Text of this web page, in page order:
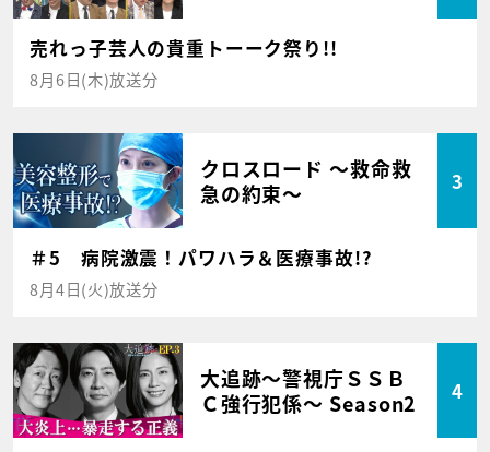
売れっ子芸人の貴重トーーク祭り!!
8月6日(木)放送分
クロスロード ～救命救
急の約束～
3
＃5 病院激震！パワハラ＆医療事故!?
8月4日(火)放送分
大追跡～警視庁ＳＳＢ
Ｃ強行犯係～ Season2
4